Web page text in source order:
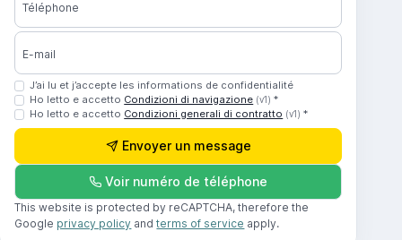
Téléphone
E-mail
J’ai lu et j’accepte les informations de confidentialité
Ho letto e accetto Condizioni di navigazione (v1) *
Ho letto e accetto Condizioni generali di contratto (v1) *
Envoyer un message
Voir numéro de téléphone
This website is protected by reCAPTCHA, therefore the
Google privacy policy andterms of service apply.